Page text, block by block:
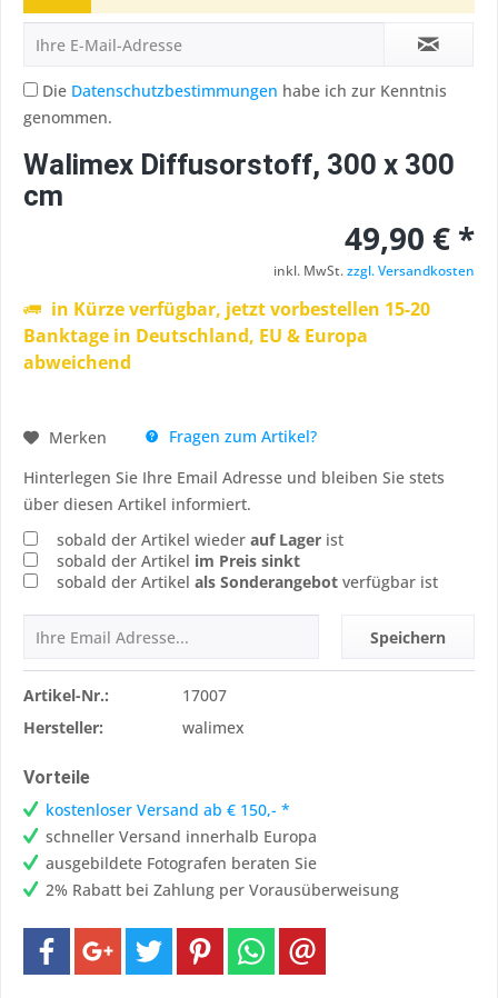
Die Datenschutzbestimmungen habe ich zur Kenntnis
genommen.
Walimex Diffusorstoff, 300 x 300
cm
49,90 € *
inkl. MwSt.zzgl. Versandkosten
in Kürze verfügbar, jetzt vorbestellen 15-20
Banktage in Deutschland, EU & Europa
abweichend
Merken
Fragen zum Artikel?
Hinterlegen Sie Ihre Email Adresse und bleiben Sie stets
über diesen Artikel informiert.
sobald der Artikel wieder auf Lager ist
sobald der Artikel im Preis sinkt
sobald der Artikel als Sonderangebot verfügbar ist
Speichern
Artikel-Nr.:
17007
Hersteller:
walimex
Vorteile
kostenloser Versand ab € 150,- *
schneller Versand innerhalb Europa
ausgebildete Fotografen beraten Sie
2% Rabatt bei Zahlung per Vorausüberweisung